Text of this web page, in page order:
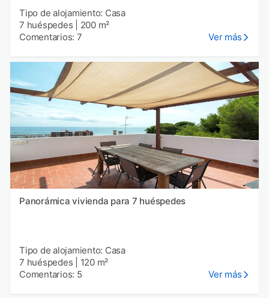
Tipo de alojamiento: Casa
7 huéspedes
200 m²
Comentarios: 7
Ver más
Panorámica vivienda para 7 huéspedes
Tipo de alojamiento: Casa
7 huéspedes
120 m²
Comentarios: 5
Ver más